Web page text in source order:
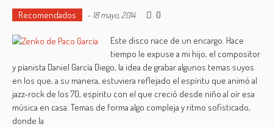
Recomendados - 18 mayo, 2014 0
Este disco nace de un encargo. Hace
tiempo le expuse a mi hijo, el compositor
y pianista Daniel García Diego, la idea de grabar algunos temas suyos
en los que, a su manera, estuviera reflejado el espíritu que animó al
jazz-rock de los 70, espíritu con el que creció desde niño al oír esa
música en casa. Temas de forma algo compleja y ritmo sofisticado,
donde la